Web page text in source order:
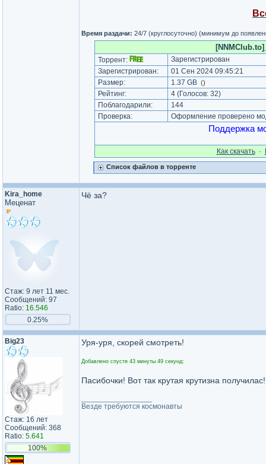
Время раздачи: 24/7 (круглосуточно) (минимум до
Торрент:
Зарегистрирован
Зарегистрирован:
01 Сен 2024 09:45:21
Размер:
1.37 GB ()
Рейтинг: 4(Голосов: 32)
Поблагодарили:
144
Проверка:
Оформление проверено
Поддержка
Как cкачать·
Список файлов в торренте
Kira_home
Меценат
Стаж: 9 лет 11 мес.
Сообщений: 97
Ratio: 16.546
0.25%
Чё за?
Big23
Стаж: 16 лет
Сообщений: 368
Ratio: 5.641
100%
Уря-уря, скорей смотреть!
Добавлено спустя 43 минуты 49 секунд:
Пасибочки! Вот так крутая крутизна получилас!
Везде требуются космонавты